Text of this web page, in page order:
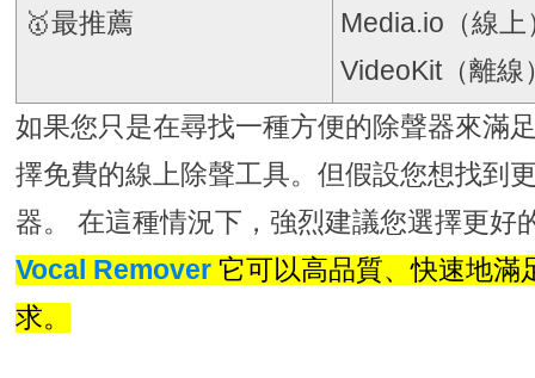
🥇最推薦
Media.io（線
VideoKit（離線
如果您只是在尋找一種方便的除聲器來滿
擇免費的線上除聲工具。但假設您想找到
器。 在這種情況下，強烈建議您選擇更好
Vocal Remover 它可以高品質、快速地滿
求。